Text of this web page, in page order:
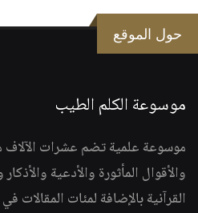
حول الموقع
موسوعة الكلم الطيب
موسوعة علمية تضم عشرات الآلاف
والأقوال المأثورة والأدعية
القرآنية بالإضافة لمئات المقالات